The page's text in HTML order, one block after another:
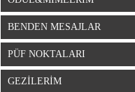
BENDEN MESAJLAR
PÜF NOKTALARI
GEZİLERİM